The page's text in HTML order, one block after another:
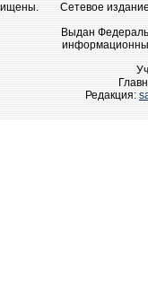
Сетевое
Выдан
Редакция: